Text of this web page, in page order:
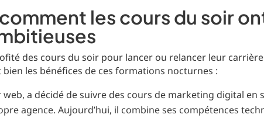
les cours du soir
des cours du soir pour lancer ou relancer leur
les bénéfices de ces formations nocturnes :
web, a décidé de suivre des cours de marketing digital
agence. Aujourd’hui, il combine ses compétences